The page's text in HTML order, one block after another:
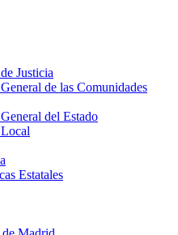
Justicia
de las Comunidades
del Estado
Estatales